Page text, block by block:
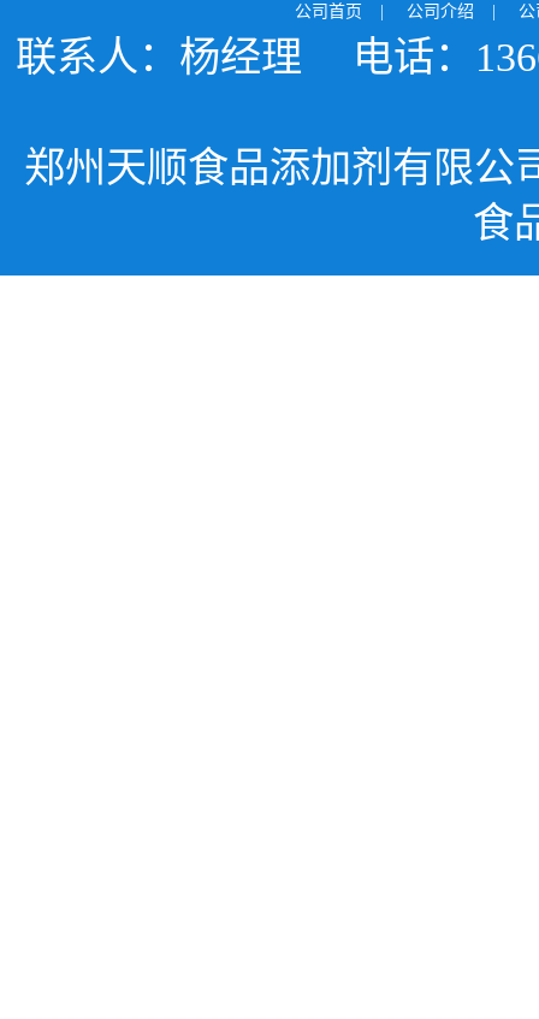
公司首页 | 公司介绍 |
联系人：杨经理 电话：
郑州天顺食品添加剂有限公
食